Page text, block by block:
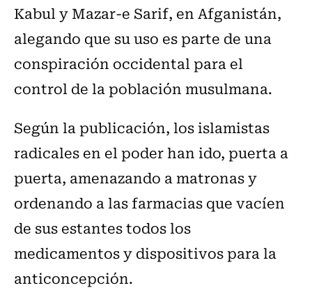
Kabul y Mazar-e Sarif, en Afganistán,
alegando que su uso es parte de una
conspiración occidental para el
control de la población musulmana.
Según la publicación, los islamistas
radicales en el poder han ido, puerta a
puerta, amenazando a matronas y
ordenando a las farmacias que vacíen
de sus estantes todos los
medicamentos y dispositivos para la
anticoncepción.